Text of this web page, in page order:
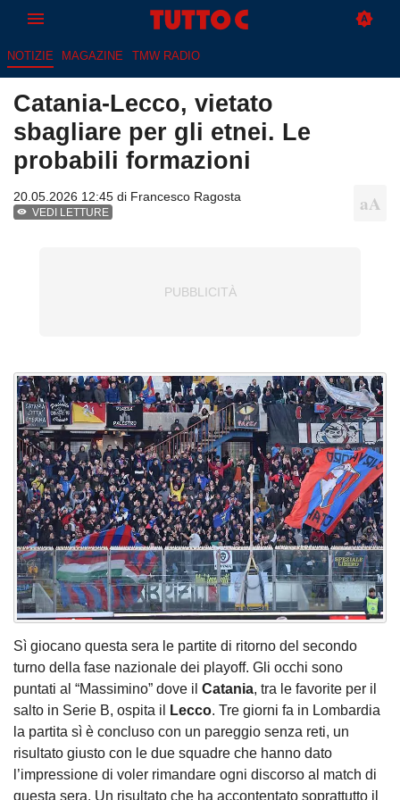
NOTIZIE MAGAZINE TMW RADIO
Catania-Lecco, vietato
sbagliare per gli etnei. Le
probabili formazioni
20.05.2026 12:45 di Francesco Ragosta
VEDI LETTURE
Sì giocano questa sera le partite di ritorno del secondo
turno della fase nazionale dei playoff. Gli occhi sono
puntati al “Massimino” dove il Catania, tra le favorite per il
salto in Serie B, ospita il
Lecco. Tre giorni fa in Lombardia
la partita sì è concluso con un pareggio senza reti, un
risultato giusto con le due squadre che hanno dato
l’impressione di voler rimandare ogni discorso al match di
questa sera. Un risultato che ha accontentato soprattutto il